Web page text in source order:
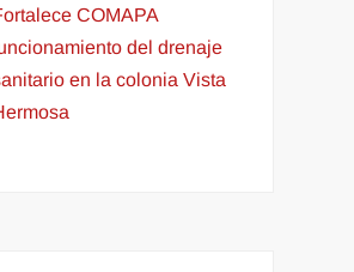
COMAPA
del drenaje
en la colonia Vista